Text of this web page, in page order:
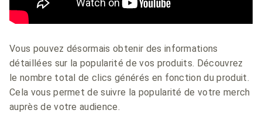
Vous pouvez désormais obtenir des informations
détaillées sur la popularité de vos produits. Découvrez
le nombre total de clics générés en fonction du produit.
Cela vous permet de suivre la popularité de votre merch
auprès de votre audience.